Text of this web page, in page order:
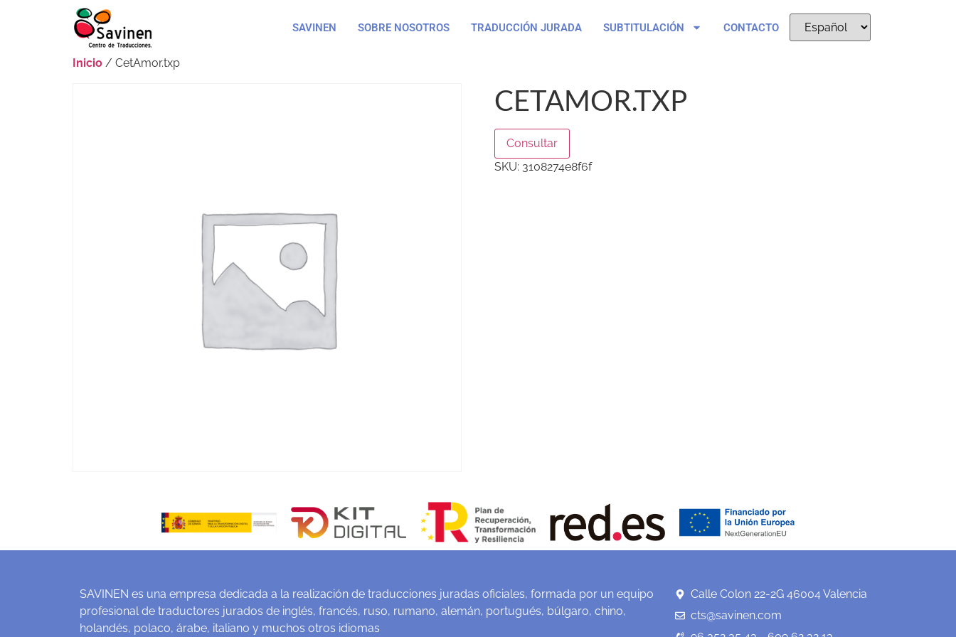
SAVINEN SOBRE NOSOTROS TRADUCCIÓN JURADA SUBTITULACIÓN CONTACTO
Inicio / CetAmor.txp
CETAMOR.TXP
Consultar
SKU: 3108274e8f6f
SAVINEN es una empresa dedicada a la realización de traducciones juradas oficiales, formada por un equipo
profesional de traductores jurados de inglés, francés, ruso, rumano, alemán, portugués, búlgaro, chino,
holandés, polaco, árabe, italiano y muchos otros idiomas
Calle Colon 22-2G 46004 Valencia
cts@savinen.com